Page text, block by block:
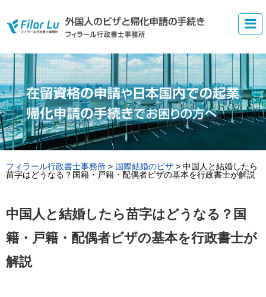
フィラール行政書士事務所 > 国際結婚のビザ > 中国人と結婚したら
苗字はどうなる？国籍・戸籍・配偶者ビザの基本を行政書士が解説
中国人と結婚したら苗字はどうなる？国
籍・戸籍・配偶者ビザの基本を行政書士が
解説